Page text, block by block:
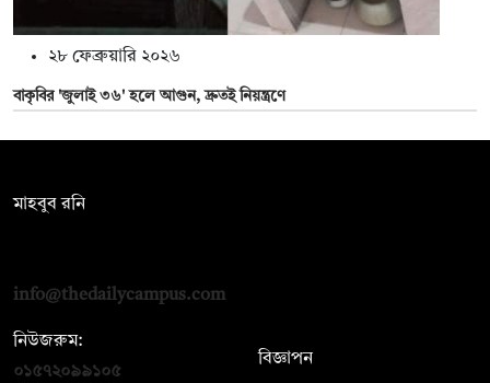
২৮ ফেব্রুয়ারি ২০২৬
বাকৃবির 'জুলাই ৩৬' হলে আগুন, দ্রুতই নিয়ন্ত্রণে
মাহবুব রনি
info@thedailycampus.com
নিউজরুম:
০১৫৭২০৯৯১০৫
বিজ্ঞাপন